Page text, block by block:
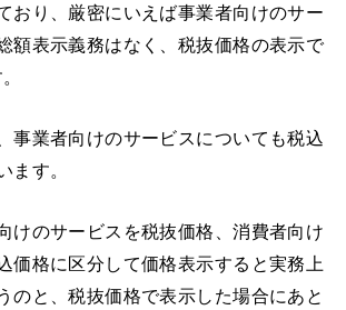
おり、厳密にいえば事業者向けのサー
額表示義務はなく、税抜価格の表示で
事業者向けのサービスについても税込
ます。
けのサービスを税抜価格、消費者向け
価格に区分して価格表示すると実務上
のと、税抜価格で表示した場合にあと